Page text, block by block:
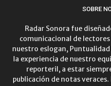
SOBRE
Radar Sonora fue
comunicacional de
nuestro eslogan,
la experiencia de nuestro
reporteril, a estar
publicación de notas